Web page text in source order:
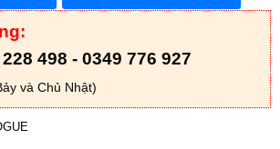
498 - 0349 776 927
và Chủ Nhật)